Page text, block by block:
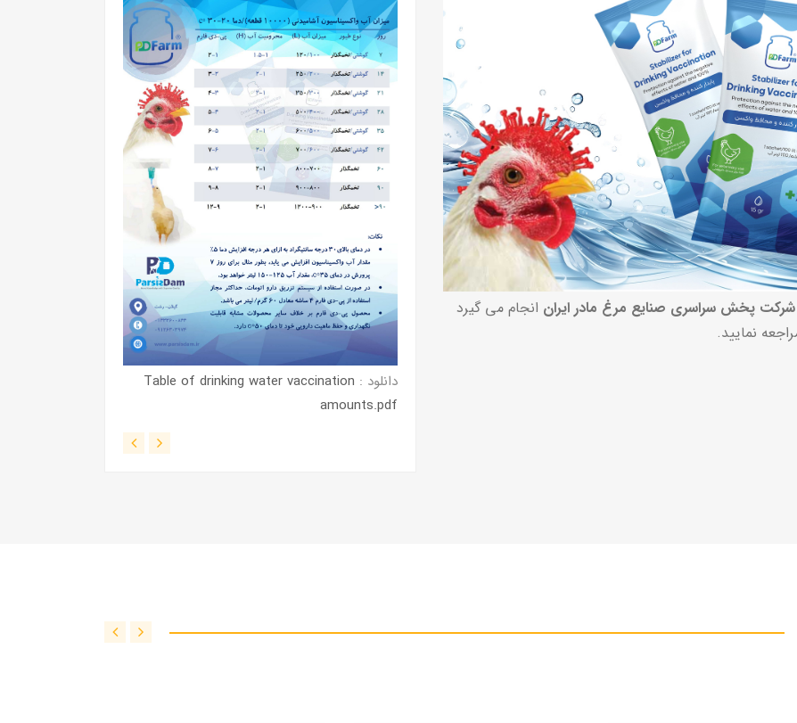
شرکت پخش سراسری صنایع مرغ مادر ایران انجام می گیرد
نمایید.
25.pdf